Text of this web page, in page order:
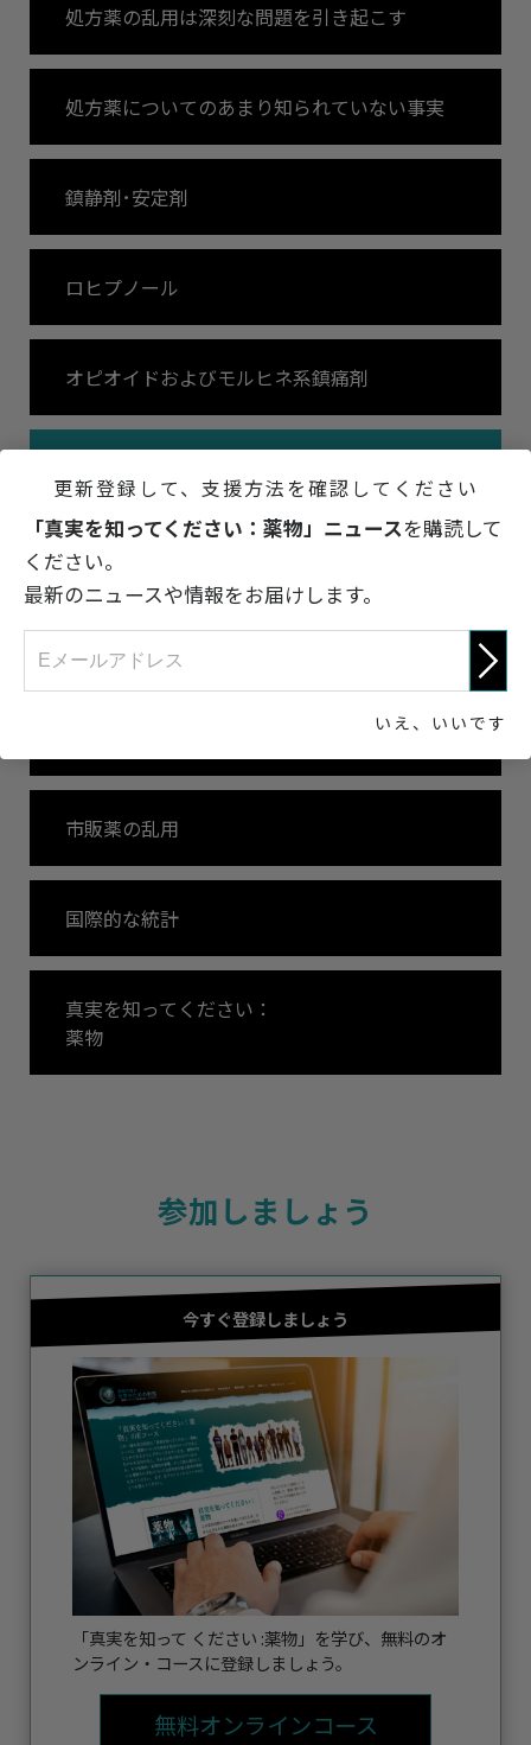
処方薬の乱用は深刻な問題を引き起こす
処方薬についてのあまり知られていない事実
鎮静剤･安定剤
ロヒプノール
オピオイドおよびモルヒネ系鎮痛剤
中枢神経刺激剤
抗うつ剤
市販薬の乱用
国際的な統計
真実を知ってください：
薬物
参加しましょう
今すぐ登録しましょう
「真実を知って ください :薬物」を学び、無料のオ
ンライン・コースに登録しましょう。
無料オンラインコース
更新登録して、支援方法を確認してください
「真実を知ってください：薬物」ニュースを購読して
ください。
最新のニュースや情報をお届けします。
いえ、いいです